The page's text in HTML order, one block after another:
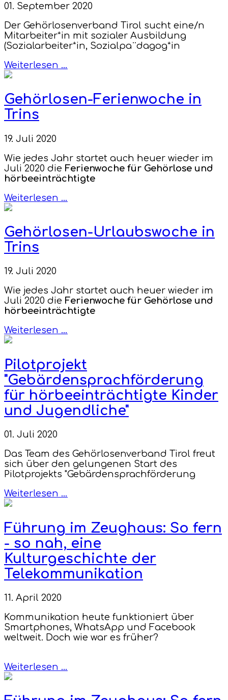
01. September 2020
Der Gehörlosenverband Tirol sucht eine/n
Mitarbeiter*in mit sozialer Ausbildung
(Sozialarbeiter*in, Sozialpa¨dagog*in
Weiterlesen …
Gehörlosen-Ferienwoche in
Trins
19. Juli 2020
Wie jedes Jahr startet auch heuer wieder im
Juli 2020 die Ferienwoche für Gehörlose und
hörbeeinträchtigte
Weiterlesen …
Gehörlosen-Urlaubswoche in
Trins
19. Juli 2020
Wie jedes Jahr startet auch heuer wieder im
Juli 2020 die Ferienwoche für Gehörlose und
hörbeeinträchtigte
Weiterlesen …
Pilotprojekt
"Gebärdensprachförderung
für hörbeeinträchtigte Kinder
und Jugendliche"
01. Juli 2020
Das Team des Gehörlosenverband Tirol freut
sich über den gelungenen Start des
Pilotprojekts "Gebärdensprachförderung
Weiterlesen …
Führung im Zeughaus: So fern
- so nah, eine
Kulturgeschichte der
Telekommunikation
11. April 2020
Kommunikation heute funktioniert über
Smartphones, WhatsApp und Facebook
weltweit. Doch wie war es früher?
Weiterlesen …